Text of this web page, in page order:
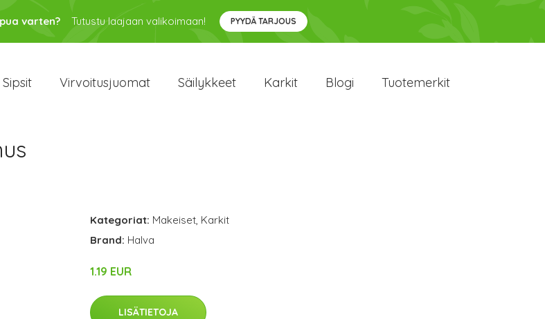
varten? Tutustu laajaan valikoimaan! PYYDÄ TARJOUS
Sipsit Virvoitusjuomat Säilykkeet Karkit Blogi Tuotemerkit
Kategoriat: Makeiset, Karkit
Brand: Halva
1.19 EUR
LISÄTIETOJA